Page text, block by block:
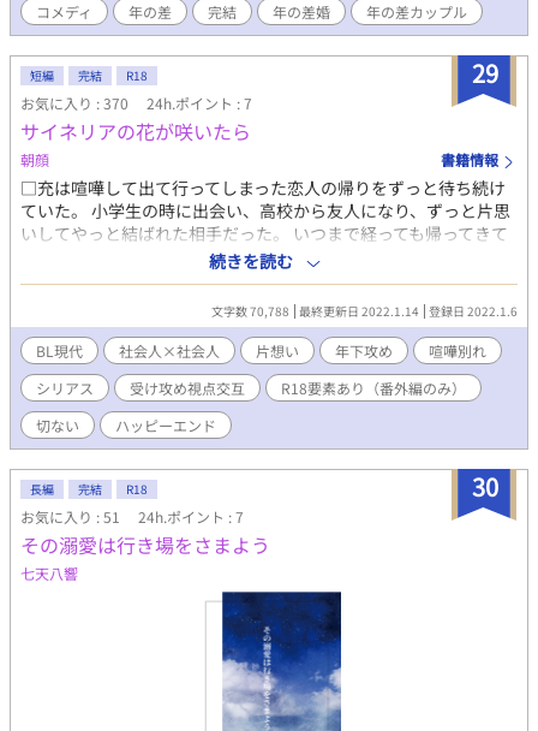
コメディ
年の差 完結 年の差婚 年の差カップル
29
短編 完結 R18
お気に入り : 370 24h.ポイント : 7
サイネリアの花が咲いたら
朝顔 書籍情報
□充は喧嘩して出て行ってしまった恋人の帰りをずっと待ち続け
ていた。 小学生の時に出会い、高校から友人になり、ずっと片思
いしてやっと結ばれた相手だった。 いつまで経っても帰ってきて
くれない恋人を待ちながら、永遠とも思える孤独な日々を生きて
いた。 □隆聖は新卒の入社一年目、ようやく仕事にも慣れて、順
調な日々を送っていた。 ある日、酔いつぶれた先輩社員を送り届
けることに。 周囲から悪口を言われて浮いていたその人には恩が
あった。 せめてお礼を言いたいと近づくことになったが、儚げで
繊細な美しい人だと気がついてからは、どんどん惹かれてしまう
のを抑えられなくなり……。 全十三話＋番外編二話 一話ごとに、
受け攻め交互の一人称視点で進むお話です。 ※本編にR18シーン
はありません。 ※番外編のみR18シーンが入ります。
続きを読む
文字数 70,788 最終更新日 2022.1.14 登録日 2022.1.6
BL現代 社会人×社会人 片想い 年下攻め
喧嘩別れ
シリアス
受け攻め視点交互
R18要素あり（番外編のみ）
切ない
ハッピーエンド
30
長編 完結 R18
お気に入り : 51 24h.ポイント : 7
その溺愛は行き場をさまよう
七天八響